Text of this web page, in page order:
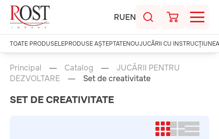
RUEN
TOATE PRODUSELEPRODUSE AȘTEPTATENOUJUCĂRII CU
Principal Catalog
JUCĂRII PENTRU
DEZVOLTARE
Set de creativitate
SET DE CREATIVITATE